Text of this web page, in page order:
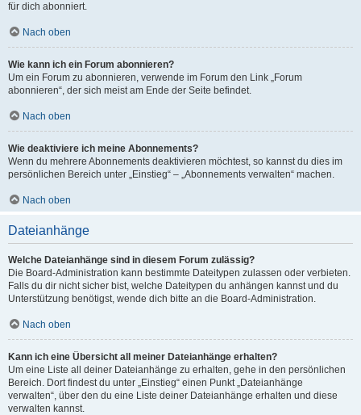
für dich abonniert.
Nach oben
Wie kann ich ein Forum abonnieren?
Um ein Forum zu abonnieren, verwende im Forum den Link „Forum
abonnieren“, der sich meist am Ende der Seite befindet.
Nach oben
Wie deaktiviere ich meine Abonnements?
Wenn du mehrere Abonnements deaktivieren möchtest, so kannst du dies im
persönlichen Bereich unter „Einstieg“ – „Abonnements verwalten“ machen.
Nach oben
Dateianhänge
Welche Dateianhänge sind in diesem Forum zulässig?
Die Board-Administration kann bestimmte Dateitypen zulassen oder verbieten.
Falls du dir nicht sicher bist, welche Dateitypen du anhängen kannst und du
Unterstützung benötigst, wende dich bitte an die Board-Administration.
Nach oben
Kann ich eine Übersicht all meiner Dateianhänge erhalten?
Um eine Liste all deiner Dateianhänge zu erhalten, gehe in den persönlichen
Bereich. Dort findest du unter „Einstieg“ einen Punkt „Dateianhänge
verwalten“, über den du eine Liste deiner Dateianhänge erhalten und diese
verwalten kannst.